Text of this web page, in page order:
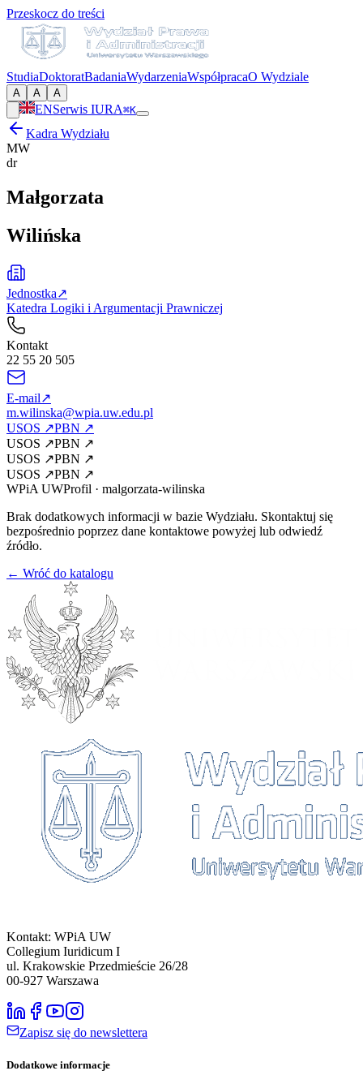
Przeskocz do treści
StudiaDoktoratBadaniaWydarzeniaWspółpracaO Wydziale
A A A
ENSerwis IURA⌘K
Kadra Wydziału
MW
dr
Małgorzata
Wilińska
Jednostka↗
Katedra Logiki i Argumentacji Prawniczej
Kontakt
22 55 20 505
E-mail↗
m.wilinska@wpia.uw.edu.pl
USOS ↗PBN ↗
USOS ↗PBN ↗
USOS ↗PBN ↗
USOS ↗PBN ↗
WPiA UWProfil · malgorzata-wilinska
Brak dodatkowych informacji w bazie Wydziału. Skontaktuj się
bezpośrednio poprzez dane kontaktowe powyżej lub odwiedź
źródło.
← Wróć do katalogu
Kontakt: WPiA UW
Collegium Iuridicum I
ul. Krakowskie Przedmieście 26/28
00-927 Warszawa
Zapisz się do newslettera
Dodatkowe informacje